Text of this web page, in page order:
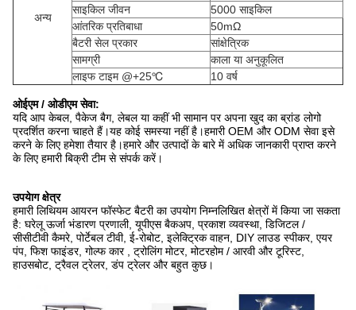
अन्य
साइकिल जीवन
5000 साइकिल
आंतरिक प्रतिबाधा
50mΩ
बैटरी सेल प्रकार
सांक्षेत्रिक
सामग्री
काला या अनुकूलित
लाइफ टाइम @+25℃
10 वर्ष
ओईएम / ओडीएम सेवा:
यदि आप केबल, पैकेज बैग, लेबल या कहीं भी सामान पर अपना खुद का ब्रांड लोगो
प्रदर्शित करना चाहते हैं।यह कोई समस्या नहीं है।हमारी OEM और ODM सेवा इसे
करने के लिए हमेशा तैयार है।हमारे और उत्पादों के बारे में अधिक जानकारी प्राप्त करने
के लिए हमारी बिक्री टीम से संपर्क करें।
उपयेाग क्षेत्र
हमारी लिथियम आयरन फॉस्फेट बैटरी का उपयोग निम्नलिखित क्षेत्रों में किया जा सकता
है: घरेलू ऊर्जा भंडारण प्रणाली, यूपीएस बैकअप, प्रकाश व्यवस्था, डिजिटल /
सीसीटीवी कैमरे, पोर्टेबल टीवी, ई-रोबोट, इलेक्ट्रिक वाहन, DIY लाउड स्पीकर, एयर
पंप, फिश फाइंडर, गोल्फ कार , ट्रोलिंग मोटर, मोटरहोम / आरवी और टूरिस्ट,
हाउसबोट, ट्रैवल ट्रेलर, डंप ट्रेलर और बहुत कुछ।